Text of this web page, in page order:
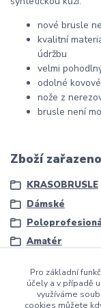
nové brusle
kvalitní
údržbu
velmi
odolné
nože z
brusle není
Zboží
KRASOBRUSLE
Dámské
Amatér
Pro základní
účely a v případě
využíváme
cookies můžete